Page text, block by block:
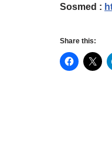
Sosmed :
Share this: